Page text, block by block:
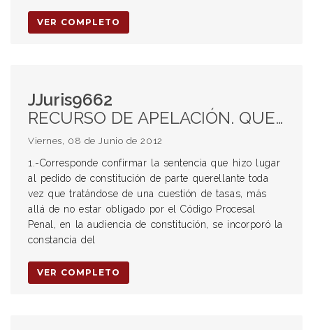
VER COMPLETO
JJuris9662
RECURSO DE APELACIÓN. QUERELLANTE. PRETENSO QUERELLANTE. RECHAZO DEL RECURSO.
Viernes, 08 de Junio de 2012
1.-Corresponde confirmar la sentencia que hizo lugar
al pedido de constitución de parte querellante toda
vez que tratándose de una cuestión de tasas, más
allá de no estar obligado por el Código Procesal
Penal, en la audiencia de constitución, se incorporó la
constancia del
VER COMPLETO